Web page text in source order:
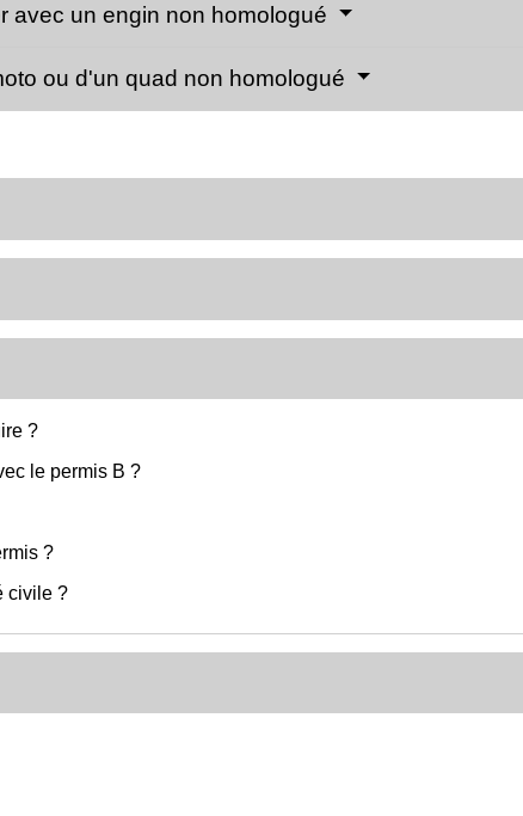
avec un engin non homologué
ou d'un quad non homologué
?
le permis B ?
?
civile ?